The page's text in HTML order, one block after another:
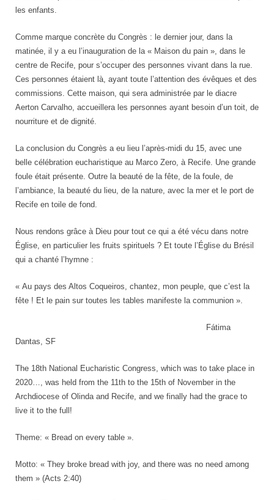
les enfants.
Comme marque concrète du Congrès : le dernier jour, dans la
matinée, il y a eu l’inauguration de la « Maison du pain », dans le
centre de Recife, pour s’occuper des personnes vivant dans la rue.
Ces personnes étaient là, ayant toute l’attention des évêques et des
commissions. Cette maison, qui sera administrée par le diacre
Aerton Carvalho, accueillera les personnes ayant besoin d’un toit, de
nourriture et de dignité.
La conclusion du Congrès a eu lieu l’après-midi du 15, avec une
belle célébration eucharistique au Marco Zero, à Recife. Une grande
foule était présente. Outre la beauté de la fête, de la foule, de
l’ambiance, la beauté du lieu, de la nature, avec la mer et le port de
Recife en toile de fond.
Nous rendons grâce à Dieu pour tout ce qui a été vécu dans notre
Église, en particulier les fruits spirituels ? Et toute l’Église du Brésil
qui a chanté l’hymne :
« Au pays des Altos Coqueiros, chantez, mon peuple, que c’est la
fête ! Et le pain sur toutes les tables manifeste la communion ».
Fátima
Dantas, SF
The 18th National Eucharistic Congress, which was to take place in
2020…, was held from the 11th to the 15th of November in the
Archdiocese of Olinda and Recife, and we finally had the grace to
live it to the full!
Theme: « Bread on every table ».
Motto: « They broke bread with joy, and there was no need among
them » (Acts 2:40)